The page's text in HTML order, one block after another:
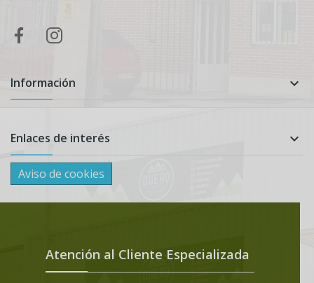
Información 
Enlaces de interés 
Aviso de cookies
Atención al Cliente Especializada